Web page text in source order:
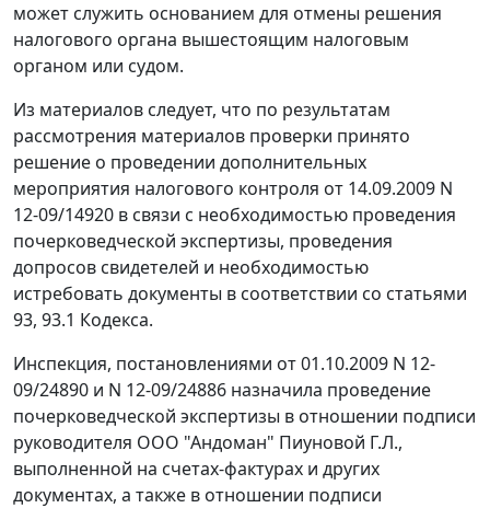
может служить основанием для отмены решения
налогового органа вышестоящим налоговым
органом или судом.
Из материалов следует, что по результатам
рассмотрения материалов проверки принято
решение о проведении дополнительных
мероприятия налогового контроля от 14.09.2009 N
12-09/14920 в связи с необходимостью проведения
почерковедческой экспертизы, проведения
допросов свидетелей и необходимостью
истребовать документы в соответствии со статьями
93, 93.1 Кодекса.
Инспекция, постановлениями от 01.10.2009 N 12-
09/24890 и N 12-09/24886 назначила проведение
почерковедческой экспертизы в отношении подписи
руководителя ООО "Андоман" Пиуновой Г.Л.,
выполненной на счетах-фактурах и других
документах, а также в отношении подписи